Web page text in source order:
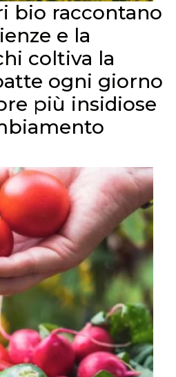
bio raccontano
e la
coltiva la
ogni giorno
più insidiose